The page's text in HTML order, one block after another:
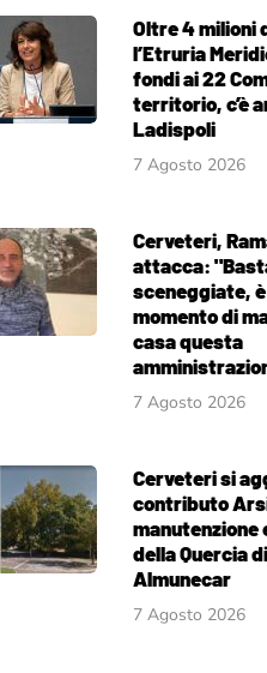
Oltre 4 milioni
l’Etruria
fondi ai 22
territorio, c’è
Ladispoli
7 Agosto 2026
Cerveteri,
attacca:
sceneggiate,
momento di
casa questa
7 Agosto 2026
Cerveteri si
contributo
manutenzione
della Quercia
Almunecar
7 Agosto 2026